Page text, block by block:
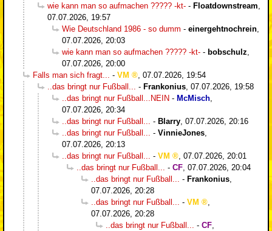
wie kann man so aufmachen ????? -kt- - Floatdownstream
07.07.2026, 19:57
Wie Deutschland 1986 - so dumm - einergehtnochrein
07.07.2026, 20:03
wie kann man so aufmachen ????? -kt- - bobschulz
07.07.2026, 20:00
Falls man sich fragt...
- VM
07.07.2026, 19:54
..das bringt nur Fußball...
- Frankonius 07.07.2026, 19:58
..das bringt nur Fußball...NEIN - McMisch
07.07.2026, 20:34
..das bringt nur Fußball...
- Blarry 07.07.2026, 20:16
..das bringt nur Fußball...
- VinnieJones
07.07.2026, 20:13
..das bringt nur Fußball...
- VM
07.07.2026, 20:01
..das bringt nur Fußball...
- CF 07.07.2026, 20:04
..das bringt nur Fußball...
- Frankonius
07.07.2026, 20:28
..das bringt nur Fußball...
- VM
07.07.2026, 20:28
..das bringt nur Fußball...
- CF